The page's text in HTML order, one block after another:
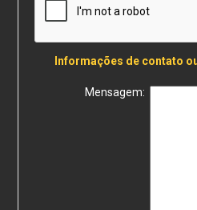
Informações de contato
Mensagem: